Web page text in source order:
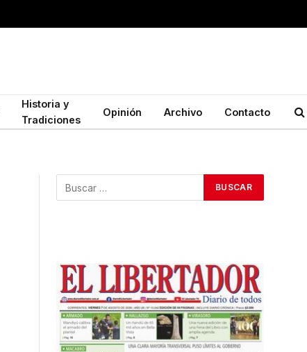
Historia y
Tradiciones
Opinión Archivo Contacto